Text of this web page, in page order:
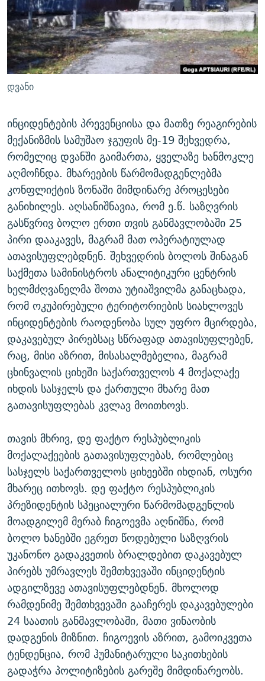
ᲛᲝᲚᲐᲞᲐᲠᲐᲙᲔ ᲢᲔᲥᲡᲢᲔᲑᲘ
ᲨᲘᲜ - ᲣᲪᲮᲝᲔᲗᲨᲘ
ᲚᲘᲢᲔᲠᲐᲢᲣᲠᲣᲚᲘ ᲬᲐᲮᲜᲐᲒᲔᲑᲘ
ᲐᲛᲔᲠᲘᲙᲣᲚᲘ ᲛᲝᲗᲮᲠᲝᲑᲐ
ᲩᲔᲛᲘ ᲡᲘᲙᲕᲓᲘᲚᲘᲡ ᲛᲘᲖᲔᲖᲘᲐ COVID-19
11 ᲬᲔᲚᲘ - 11 ᲐᲛᲑᲐᲕᲘ
ᲡᲐᲞᲐᲠᲚᲐᲛᲔᲜᲢᲝ ᲐᲠᲩᲔᲕᲜᲔᲑᲘᲡ ᲘᲡᲢᲝᲠᲘᲐ
ᲑᲐᲕᲨᲕᲔᲑᲘ ᲞᲠᲝᲡᲢᲘᲢᲣᲪᲘᲐᲨᲘ - ᲐᲛᲝᲣᲗᲥᲛᲔᲚᲘ ᲐᲛᲑᲐᲕᲘ
ᲐᲒᲕᲘᲡᲢᲝᲡ ᲝᲛᲘ
ПРИВЕТ ᲙᲣᲚᲢᲣᲠᲐ
ᲒᲐᲛᲝᲘᲬᲔᲠᲔ
რთე/რთ-ის ყველა საიტი
დვანი
ინციდენტების პრევენციისა და მათზე რეაგირების
მექანიზმის სამუშაო ჯგუფის მე-19 შეხვედრა,
რომელიც დვანში გაიმართა, ყველაზე ხანმოკლე
აღმოჩნდა. მხარეების წარმომადგენლებმა
კონფლიქტის ზონაში მიმდინარე პროცესები
განიხილეს. აღსანიშნავია, რომ ე.წ. საზღვრის
გასწვრივ ბოლო ერთი თვის განმავლობაში 25
პირი დააკავეს, მაგრამ მათ ოპერატიულად
ათავისუფლებდნენ. შეხვედრის ბოლოს შინაგან
საქმეთა სამინისტროს ანალიტიკური ცენტრის
ხელმძღვანელმა შოთა უტიაშვილმა განაცხადა,
რომ ოკუპირებული ტერიტორიების სიახლოვეს
ინციდენტების რაოდენობა სულ უფრო მცირდება,
დაკავებულ პირებსაც სწრაფად ათავისუფლებენ,
რაც, მისი აზრით, მისასალმებელია, მაგრამ
ცხინვალის ციხეში საქართველოს 4 მოქალაქე
იხდის სასჯელს და ქართული მხარე მათ
გათავისუფლებას კვლავ მოითხოვს.
თავის მხრივ, დე ფაქტო რესპუბლიკის
მოქალაქეების გათავისუფლებას, რომლებიც
სასჯელს საქართველოს ციხეებში იხდიან, ოსური
მხარეც ითხოვს. დე ფაქტო რესპუბლიკის
პრეზიდენტის სპეციალური წარმომადგენლის
მოადგილემ მერაბ ჩიგოევმა აღნიშნა, რომ
ბოლო ხანებში ეგრეთ წოდებული საზღვრის
უკანონო გადაკვეთის ბრალდებით დაკავებულ
პირებს უმრავლეს შემთხვევაში ინციდენტის
ადგილზევე ათავისუფლებდნენ. მხოლოდ
რამდენიმე შემთხვევაში გააჩერეს დაკავებულები
24 საათის განმავლობაში, მათი ვინაობის
დადგენის მიზნით. ჩიგოევის აზრით, გამოიკვეთა
ტენდენცია, რომ ჰუმანიტარული საკითხების
გადაჭრა პოლიტიზების გარეშე მიმდინარეობს.